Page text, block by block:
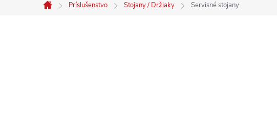
Domov
Príslušenstvo Stojany / Držiaky Servisné stojany